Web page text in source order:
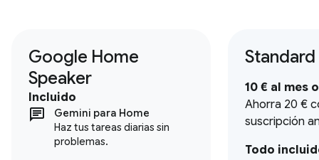
Google Home
Speaker
Incluido
Gemini para Home
Haz tus tareas diarias sin
problemas.
Standard
10 € al mes
Ahorra 20 €
suscripción
Todo